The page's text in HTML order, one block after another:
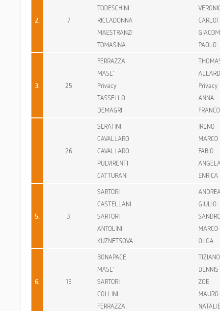
2. 7
TODESCHINI
RICCADONNA
MAESTRANZI
TOMASINA
PAOLO
3. 25
FERRAZZA
MASE'
Privacy
Privacy
TASSELLO
ANNA
DEMAGRI
FRANCO
26
SERAFINI
IRENO
CAVALLARO
MARCO
CAVALLARO
FABIO
PULVIRENTI
CATTURANI
ENRICA
5. 3
SARTORI
CASTELLANI
GIULIO
SARTORI
ANTOLINI
MARCO
KUZNETSOVA
OLGA
6. 15
BONAPACE
TIZIANO
MASE'
DENNIS
SARTORI
ZOE
COLLINI
MAURO
FERRAZZA